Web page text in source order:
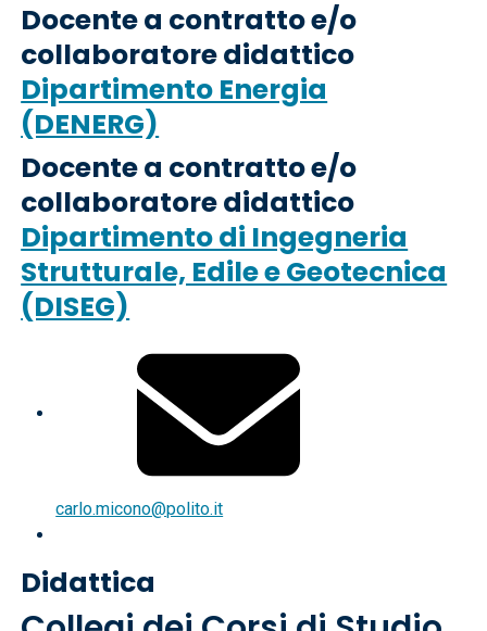
Docente a contratto e/o
collaboratore didattico
Dipartimento Energia
(DENERG)
Docente a contratto e/o
collaboratore didattico
Dipartimento di Ingegneria
Strutturale, Edile e Geotecnica
(DISEG)
carlo.micono@polito.it
Didattica